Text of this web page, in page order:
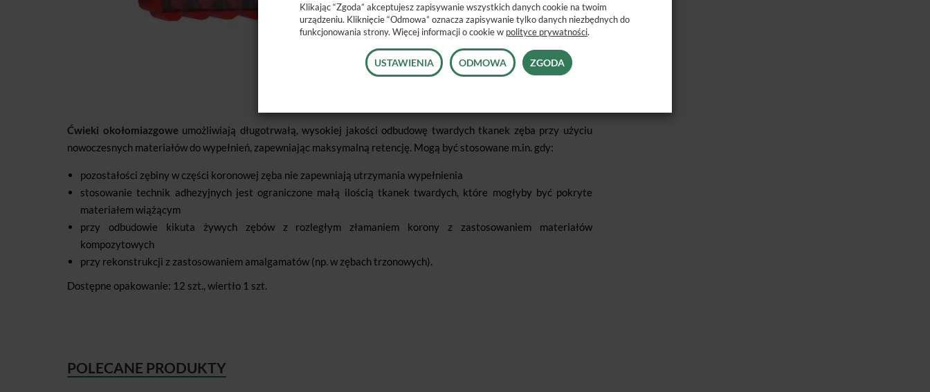
Ćwieki okołomiazgoweumożliwiają długotrwałą, wysokiej jakości odbudowę twardych tkanek zęba przy użyciu
nowoczesnych materiałów do wypełnień, zapewniając maksymalną retencję. Mogą być stosowane m.in. gdy:
pozostałości zębiny w części koronowej zęba nie zapewniają utrzymania wypełnienia
stosowanie technik adhezyjnych jest ograniczone małą ilością tkanek twardych, które mogłyby być pokryte
materiałem wiążącym
przy odbudowie kikuta żywych zębów z rozległym złamaniem korony z zastosowaniem materiałów
kompozytowych
przy rekonstrukcji z zastosowaniem amalgamatów (np. w zębach trzonowych).
Dostępne opakowanie: 12 szt., wiertło 1 szt.
POLECANE PRODUKTY
Klikając “Zgoda” akceptujesz zapisywanie wszystkich danych cookie na twoim
urządzeniu. Kliknięcie “Odmowa” oznacza zapisywanie tylko danych niezbędnych do
funkcjonowania strony. Więcej informacji o cookie w polityce prywatności.
USTAWIENIA ODMOWA ZGODA